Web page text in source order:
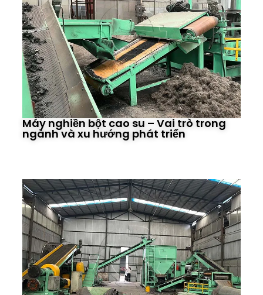
Máy nghiền bột cao su – Vai trò trong
ngành và xu hướng phát triển